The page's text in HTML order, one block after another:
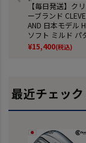
【毎日発送】クリ
ーブランド
AND 日本モデル
ソフト ミルド パ
ー #4 メンズ 右用
ハンティントンビ
¥15,400(税込)
最近チェッ